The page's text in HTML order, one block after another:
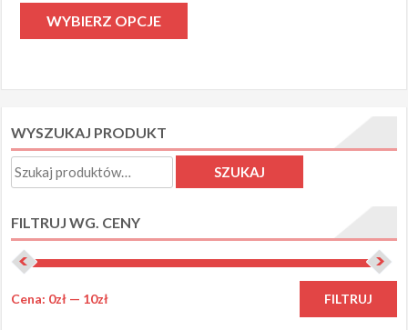
WYBIERZ OPCJE
produkt
można
wybrać
stronie
produktu
WYSZUKAJ PRODUKT
Szukaj: SZUKAJ
FILTRUJ WG. CENY
FILTRUJ
Cena: 0zł — 10zł